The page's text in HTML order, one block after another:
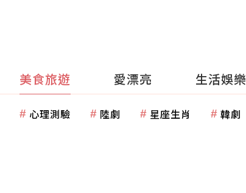
美食旅遊 愛漂亮 生活娛樂
心理測驗 陸劇 星座生肖 韓劇